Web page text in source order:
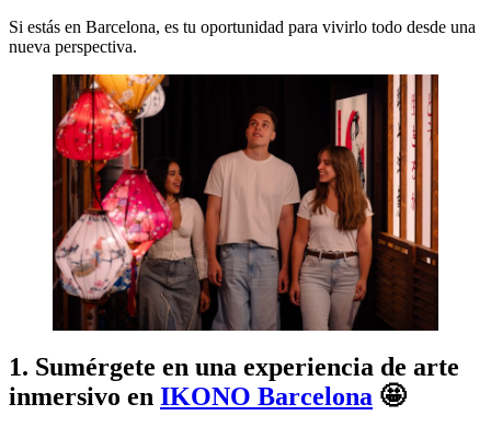
Si estás en Barcelona, es tu oportunidad para vivirlo todo desde una
nueva perspectiva.
1. Sumérgete en una experiencia de arte
inmersivo en IKONO Barcelona 🤩